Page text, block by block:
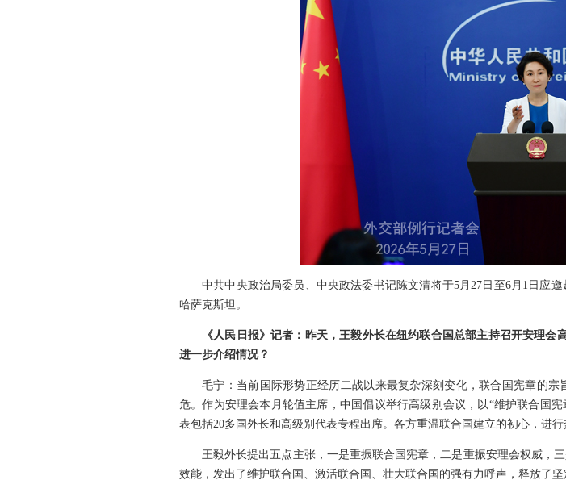
中共中央政治局委员、中央政法委书记陈文清将于5月27日至6月1日应
哈萨克斯坦。
《人民日报》记者：昨天，王毅外长在纽约联合国总部主持召开安理
进一步介绍情况？
毛宁：当前国际形势正经历二战以来最复杂深刻变化，联合国宪章的
危。作为安理会本月轮值主席，中国倡议举行高级别会议，以“维护联合国
表包括20多国外长和高级别代表专程出席。各方重温联合国建立的初心，进行
王毅外长提出五点主张，一是重振联合国宪章，二是重振安理会权威，
效能，发出了维护联合国、激活联合国、壮大联合国的强有力呼声，释放了